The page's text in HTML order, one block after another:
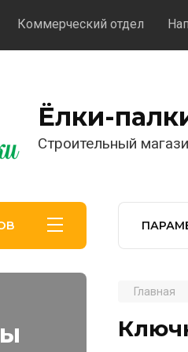
Коммерческий отдел
Ёлки-
Строительный
Главная